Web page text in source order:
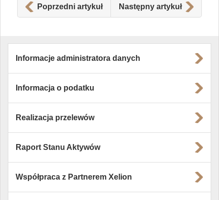
Poprzedni artykuł Następny artykuł
Informacje administratora danych
Informacja o podatku
Realizacja przelewów
Raport Stanu Aktywów
Współpraca z Partnerem Xelion